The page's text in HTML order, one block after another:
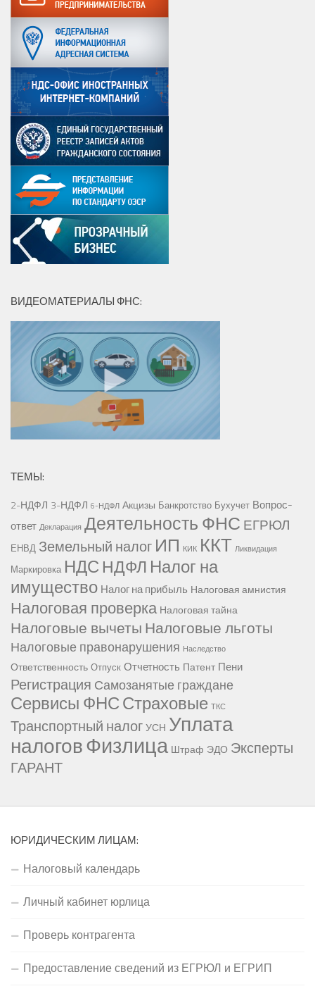
ВИДЕОМАТЕРИАЛЫ ФНС:
ТЕМЫ:
2-НДФЛ 3-НДФЛ 6-НДФЛ Акцизы Банкротство Бухучет Вопрос-
ответ Декларация Деятельность ФНС ЕГРЮЛ
ЕНВД Земельный налог ИП КИК ККТ Ликвидация
Маркировка НДС НДФЛ Налог на
имущество Налог на прибыль Налоговая амнистия
Налоговая проверка Налоговая тайна
Налоговые вычетыНалоговые льготы
Налоговые правонарушения Наследство
Ответственность Отпуск Отчетность Патент Пени
Регистрация Самозанятые граждане
Сервисы ФНССтраховые ТКС
Транспортный налогУСН Уплата
налоговФизлица Штраф ЭДО Эксперты
ГАРАНТ
ЮРИДИЧЕСКИМ ЛИЦАМ:
Налоговый календарь
Личный кабинет юрлица
Проверь контрагента
Предоставление сведений из ЕГРЮЛ и ЕГРИП